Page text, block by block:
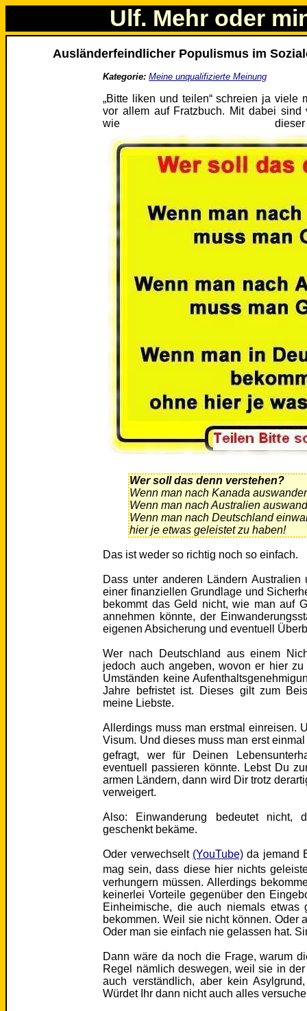
Ulf. Mehr oder
Ausländerfeindlicher Populismus im
Kategorie: Meine unqualifizierte Meinung
„Bitte liken und teilen“ schreien ja viele
vor allem auf Fratzbuch. Mit dabei sind
wie
Wer soll das denn verstehen?
Wenn man nach Kanada
Wenn man nach Australien
Wenn man nach Deutschland
hier je etwas geleistet zu haben!
Das ist weder so richtig noch so einfach.
Dass unter anderen Ländern
einer finanziellen Grundlage und
bekommt das Geld nicht, wie man auf
annehmen könnte, der
eigenen Absicherung und eventuell
Wer nach Deutschland aus einem
jedoch auch angeben, wovon er hier
Umständen keine
Jahre befristet ist. Dieses gilt zum
meine Liebste.
Allerdings muss man erstmal einreisen.
Visum. Und dieses muss man erst
gefragt, wer für Deinen
eventuell passieren könnte. Lebst Du
armen Ländern, dann wird Dir trotz
verweigert.
Also: Einwanderung bedeutet nicht,
geschenkt bekäme.
Oder verwechselt (YouTube) da jemand
mag sein, dass diese hier nichts
verhungern müssen. Allerdings
keinerlei Vorteile gegenüber den
Einheimische, die auch niemals etwas
bekommen. Weil sie nicht können. Oder
Oder man sie einfach nie gelassen hat.
Dann wäre da noch die Frage, warum
Regel nämlich deswegen, weil sie in
auch verständlich, aber kein
Würdet Ihr dann nicht auch alles